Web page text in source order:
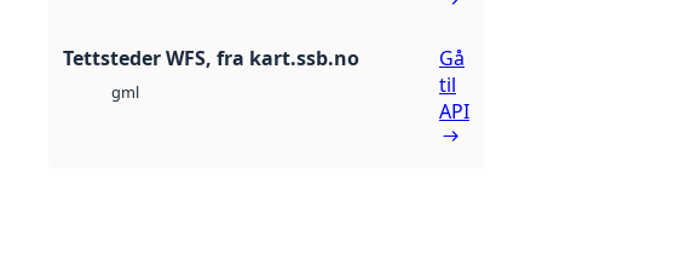
Tettsteder WFS, fra kart.ssb.no
gml
Gå
til
API